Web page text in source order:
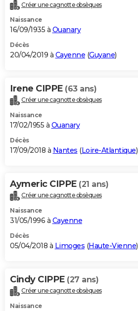
Créer une cagnotte obsèques
Naissance
16/09/1935 à Ouanary
Décès
20/04/2019 à Cayenne (Guyane)
Irene CIPPE (63 ans)
Créer une cagnotte obsèques
Naissance
17/02/1955 à Ouanary
Décès
17/09/2018 à Nantes (Loire-Atlantique)
Aymeric CIPPE (21 ans)
Créer une cagnotte obsèques
Naissance
31/05/1996 à Cayenne
Décès
05/04/2018 à Limoges (Haute-Vienne)
Cindy CIPPE (27 ans)
Créer une cagnotte obsèques
Naissance